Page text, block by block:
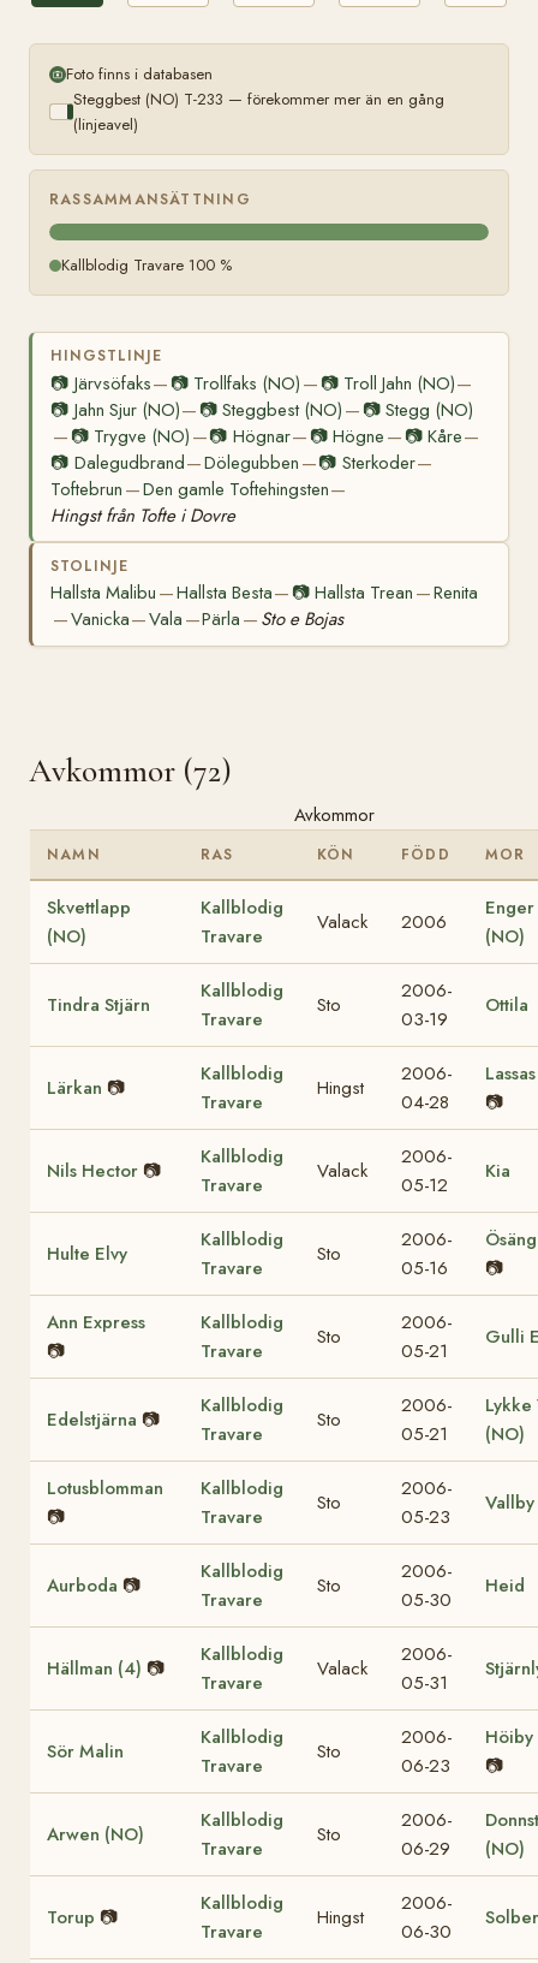
Foto finns i databasen
Steggbest (NO) T-233 — förekommer mer än en gång
(linjeavel)
RASSAMMANSÄTTNING
Kallblodig Travare 100 %
HINGSTLINJE
📷 Järvsöfaks— 📷 Trollfaks (NO) — 📷 Troll Jahn (NO)—
📷 Jahn Sjur (NO)— 📷Steggbest (NO) — 📷 Stegg (NO)
— 📷 Trygve (NO) —📷 Högnar— 📷Högne — 📷 Kåre—
📷 Dalegudbrand—Dölegubben —📷 Sterkoder—
Toftebrun —Den gamle Toftehingsten—
Hingst från Tofte i Dovre
STOLINJE
Hallsta Malibu —Hallsta Besta— 📷Hallsta Trean —Renita
—Vanicka—Vala —Pärla — Sto e Bojas
Avkommor (72)
Avkommor
NAMN RAS KÖN FÖDD MOR
Skvettlapp
(NO)
Kallblodig
Travare
Valack 2006
(NO)
Tindra Stjärn
Kallblodig
Travare
Sto
2006-
03-19
Ottila
Lärkan 📷
Kallblodig
Travare
Hingst
2006-
04-28
📷
Nils Hector 📷
Kallblodig
Travare
Valack
2006-
05-12
Kia
Hulte Elvy
Kallblodig
Travare
Sto
2006-
05-16
📷
Ann Express
📷
Kallblodig
Travare
Sto
2006-
05-21
Gulli
Edelstjärna 📷
Kallblodig
Travare
Sto
2006-
05-21
Lykke
(NO)
Lotusblomman
📷
Kallblodig
Travare
Sto
2006-
05-23
Aurboda 📷
Kallblodig
Travare
Sto
2006-
05-30
Heid
Hällman (4) 📷
Kallblodig
Travare
Valack
2006-
05-31
Sör Malin
Kallblodig
Travare
Sto
2006-
06-23
Höiby
📷
Arwen (NO)
Kallblodig
Travare
Sto
2006-
06-29
(NO)
Torup 📷
Kallblodig
Travare
Hingst
2006-
06-30